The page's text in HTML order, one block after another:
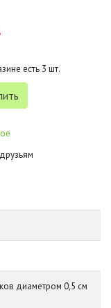
есть 3 шт.
диаметром 0,5 см